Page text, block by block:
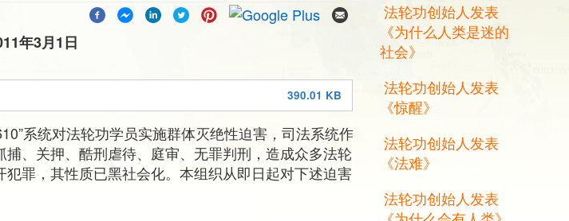
年3月1日
390.01 KB
系统对法轮功学员实施群体灭绝性迫害，司法系统作
、关押、酷刑虐待、庭审、无罪判刑，造成众多法轮
罪，其性质已黑社会化。本组织从即日起对下述迫害
法轮功创始人发表
《为什么人类是迷的
社会》
法轮功创始人发表
《惊醒》
法轮功创始人发表
《法难》
法轮功创始人发表